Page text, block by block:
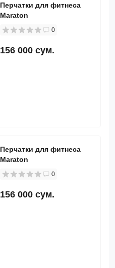
Перчатки для фитнеса
Maraton
0
156 000 сум.
Перчатки для фитнеса
Maraton
0
156 000 сум.